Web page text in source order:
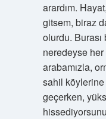
arardım.
gitsem, biraz
olurdu. Burası
neredeyse her
arabamızla,
sahil
geçerken,